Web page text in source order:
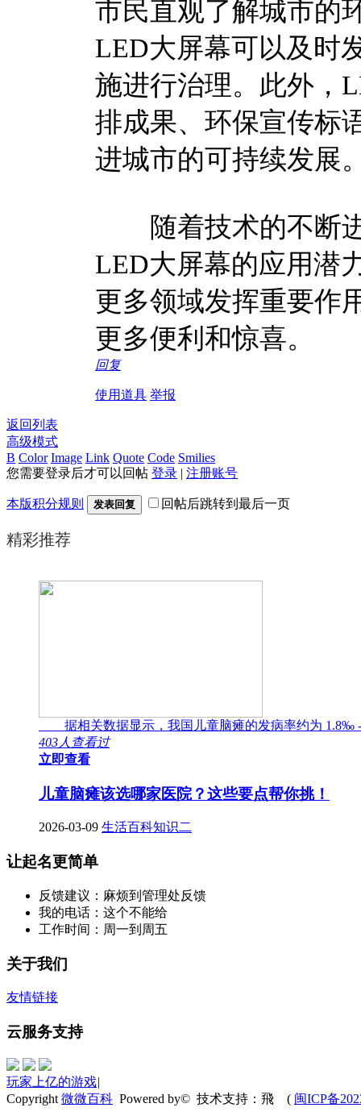
市民直观了解城市的
LED大屏幕可以及时
施进行治理。此外，
排成果、环保宣传标
进城市的可持续发展
随着技术的不断进
LED大屏幕的应用潜
更多领域发挥重要作
更多便利和惊喜。
回复
使用道具 举报
返回列表
高级模式
B Color Image Link Quote Code Smilies
您需要登录后才可以回帖 登录 | 注册账号
本版积分规则 发表回复 回帖后跳转到最后一页
精彩推荐
据相关数据显示，我国儿童脑瘫的发病率约为 1.8‰
403人查看过
立即查看
儿童脑瘫该选哪家医院？这些要点帮你挑！
2026-03-09 生活百科知识二
让起名更简单
反馈建议：麻烦到管理处反馈
我的电话：这个不能给
工作时间：周一到周五
关于我们
友情链接
云服务支持
玩家上亿的游戏|
Copyright 微微百科 Powered by© 技术支持：飛 ( 闽ICP备